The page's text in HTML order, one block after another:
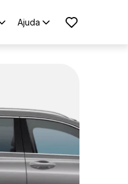
Ajuda